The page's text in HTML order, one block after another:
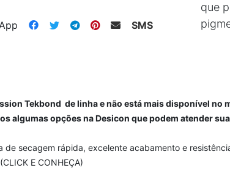
SMS
que
Tekbond de linha e não está mais disponível no
algumas opções na Desicon que podem atender
de secagem rápida, excelente acabamento e
(CLICK E CONHEÇA)